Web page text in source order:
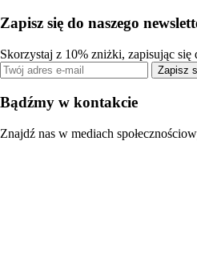
Zapisz się do naszego
Skorzystaj z 10% zniżki, zapisując się
Zapisz
Bądźmy w kontakcie
Znajdź nas w mediach